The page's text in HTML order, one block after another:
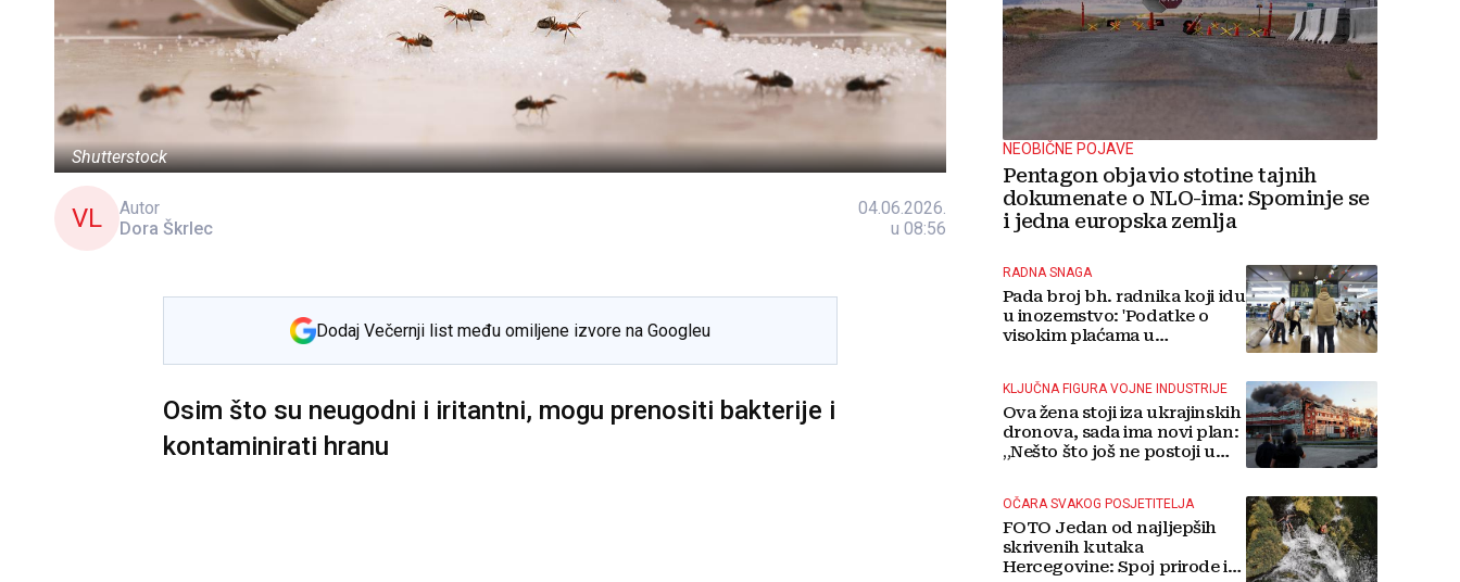
Shutterstock
VL
Autor
Dora Škrlec
04.06.2026.
u 08:56
Dodaj Večernji list među omiljene izvore na Googleu
Osim što su neugodni i iritantni, mogu prenositi bakterije i
kontaminirati hranu
NEOBIČNE POJAVE
Pentagon objavio stotine tajnih
dokumenate o NLO-ima: Spominje se
i jedna europska zemlja
RADNA SNAGA
Pada broj bh. radnika koji idu
u inozemstvo: 'Podatke o
visokim plaćama u
KLJUČNA FIGURA VOJNE INDUSTRIJE
Ova žena stoji iza ukrajinskih
dronova, sada ima novi plan:
„Nešto što još ne postoji u
OČARA SVAKOG POSJETITELJA
FOTO Jedan od najljepših
skrivenih kutaka
Hercegovine: Spoj prirode i